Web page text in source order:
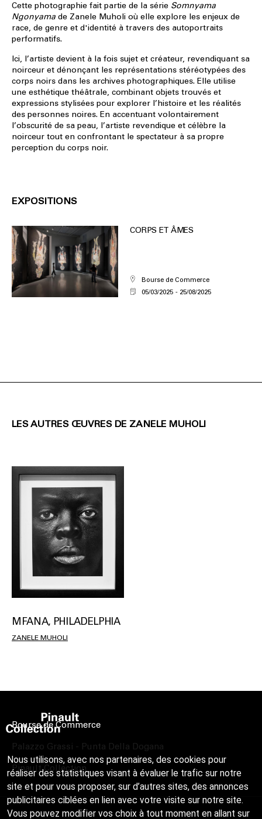
Cette photographie fait partie de la série Somnyama
Ngonyama de Zanele Muholi où elle explore les enjeux de
race, de genre et d'identité à travers des autoportraits
performatifs.
Ici, l’artiste devient à la fois sujet et créateur, revendiquant sa
noirceur et dénonçant les représentations stéréotypées des
corps noirs dans les archives photographiques. Elle utilise
une esthétique théâtrale, combinant objets trouvés et
expressions stylisées pour explorer l’histoire et les réalités
des personnes noires. En accentuant volontairement
l’obscurité de sa peau, l’artiste revendique et célèbre la
noirceur tout en confrontant le spectateur à sa propre
perception du corps noir.
EXPOSITIONS
CORPS ET ÂMES
Bourse de Commerce
05/03/2025
25/08/2025
LES AUTRES ŒUVRES DE ZANELE MUHOLI
MFANA, PHILADELPHIA
ZANELE MUHOLI
Bourse de Commerce
Palazzo Grassi - Punta Della Dogana
Pinault Collection
Nous utilisons, avec nos partenaires, des cookies pour
réaliser des statistiques visant à évaluer le trafic sur notre
site et pour vous proposer, sur d’autres sites, des annonces
publicitaires ciblées en lien avec votre visite sur notre site.
Vous pouvez modifier vos choix à tout moment en allant sur